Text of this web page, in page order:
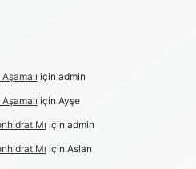
için admin
için Ayşe
Mı için admin
Mı için Aslan